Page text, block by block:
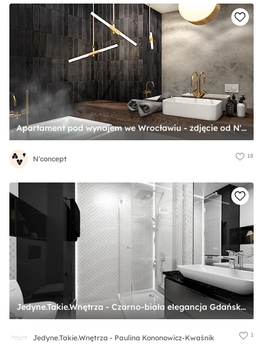
Apartament pod wynajem we Wrocławiu - zdjęcie od N'concept
N'concept 18
Jedyne.Takie.Wnętrza - Czarno-biała elegancja Gdańsk - Średnia bez okna z pralką / suszarką z lustrem łazienka, styl nowoczesny - zdjęcie od Jedyne.Takie.Wnętrza - Paulina Kononowicz-Kwaśnik
Jedyne.Takie.Wnętrza - Paulina Kononowicz-Kwaśnik 1